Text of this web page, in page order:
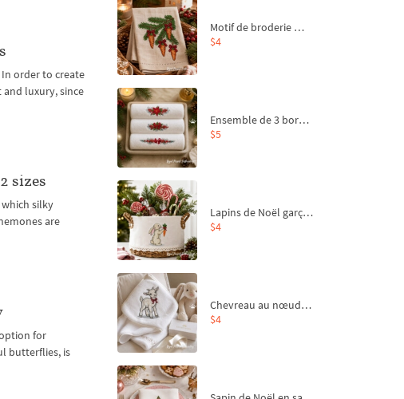
order to create
luxury, since
sizes
silky
are
for
butterflies, is
Motif de broderie machine Branche de sapin et carottes - 4 tailles
$4
Ensemble de 3 bordures de Noël pour broderie machine
$5
Lapins de Noël garçon et fille - 4 tailles
$4
Chevreau au nœud rouge – broderie machine, 4 tailles
$4